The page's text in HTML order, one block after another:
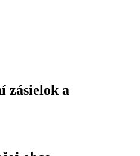
zásielok a